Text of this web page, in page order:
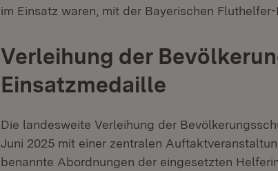
im Einsatz waren, mit der Bayerischen
Verleihung der
Einsatzmedaille
Die landesweite Verleihung der
Juni 2025 mit einer zentralen
benannte Abordnungen der eingesetzten